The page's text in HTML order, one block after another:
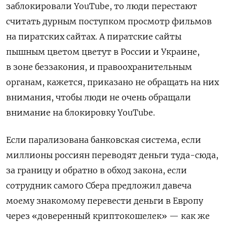
заблокировали YouTube, то люди перестают
считать дурным поступком просмотр фильмов
на пиратских сайтах. А пиратские сайты
пышным цветом цветут в России и Украине,
в зоне беззакония, и правоохранительным
органам, кажется, приказано не обращать на них
внимания, чтобы люди не очень обращали
внимание на блокировку YouTube.
Если парализована банковская система, если
миллионы россиян переводят деньги туда-сюда,
за границу и обратно в обход закона, если
сотрудник самого Сбера предложил давеча
моему знакомому перевести деньги в Европу
через «доверенный криптокошелек» — как же